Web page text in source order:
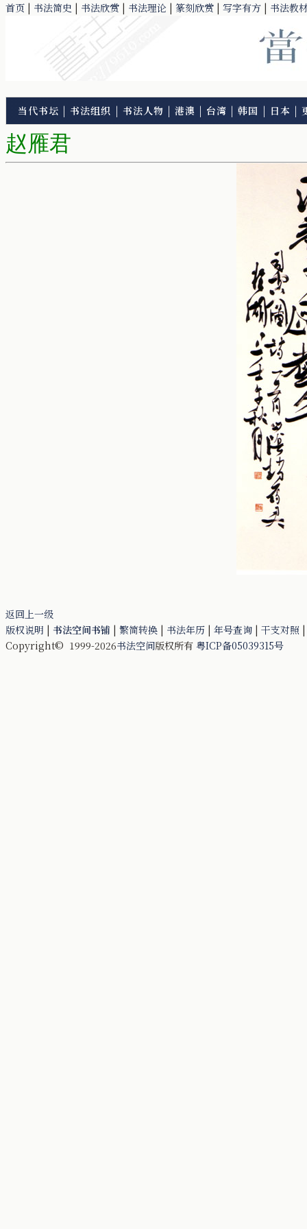
首页 | 书法简史 | 书法欣赏 | 书法理论 | 篆刻欣赏 | 写字有方 | 书法教
当代书坛 | 书法组织 | 书法人物 | 港澳 | 台湾 |韩国 | 日本 |
赵雁君
返回上一级
版权说明 | 书法空间书铺 | 繁简转换 | 书法年历 | 年号查询 | 干支对照
Copyright© 1999-2026书法空间版权所有 粤ICP备05039315号